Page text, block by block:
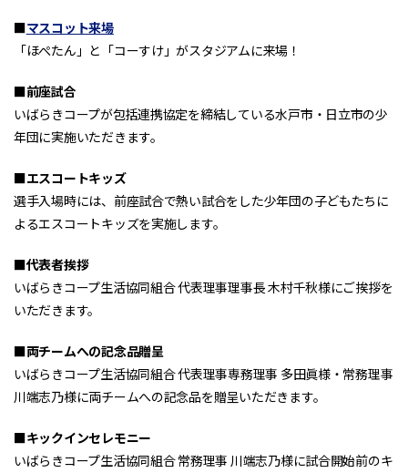
■マスコット来場
「ほぺたん」と「コーすけ」がスタジアムに来場！
■前座試合
いばらきコープが包括連携協定を締結している水戸市・日立市の少
年団に実施いただきます。
■エスコートキッズ
選手入場時には、前座試合で熱い試合をした少年団の子どもたちに
よるエスコートキッズを実施します。
■代表者挨拶
いばらきコープ生活協同組合 代表理事理事長 木村千秋様にご挨拶を
いただきます。
■両チームへの記念品贈呈
いばらきコープ生活協同組合 代表理事専務理事 多田眞様・常務理事
川端志乃様に両チームへの記念品を贈呈いただきます。
■キックインセレモニー
いばらきコープ生活協同組合 常務理事 川端志乃様に試合開始前のキ